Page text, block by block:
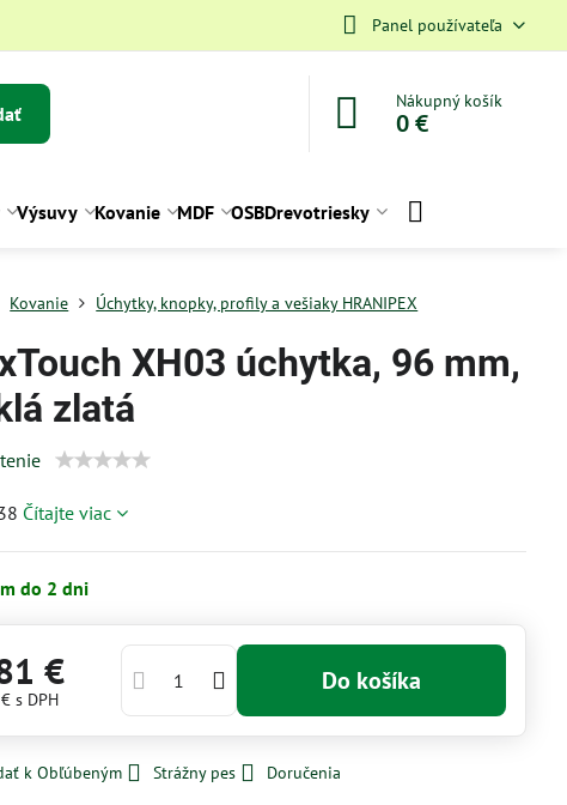
Panel používateľa
Nákupný košík
0 €
Výsuvy Kovanie MDF OSBDrevotriesky
Kovanie Úchytky, knopky, profily a vešiaky HRANIPEX
XH03 úchytka, 96 mm,
zlatá
Čítajte viac
do 2 dni
€
€s DPH
Do košíka
k Obľúbeným Strážny pes Doručenia